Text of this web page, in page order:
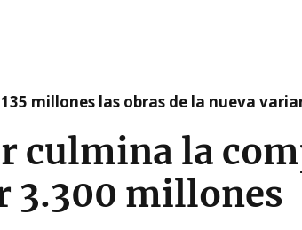
millones las obras de la nueva
culmina la
3.300 millones